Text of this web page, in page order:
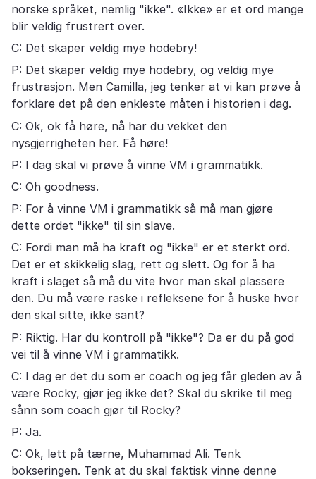
norske språket, nemlig "ikke". «Ikke» er et ord mange
blir veldig frustrert over.
C: Det skaper veldig mye hodebry!
P: Det skaper veldig mye hodebry, og veldig mye
frustrasjon. Men Camilla, jeg tenker at vi kan prøve å
forklare det på den enkleste måten i historien i dag.
C: Ok, ok få høre, nå har du vekket den
nysgjerrigheten her. Få høre!
P: I dag skal vi prøve å vinne VM i grammatikk.
C: Oh goodness.
P: For å vinne VM i grammatikk så må man gjøre
dette ordet "ikke" til sin slave.
C: Fordi man må ha kraft og "ikke" er et sterkt ord.
Det er et skikkelig slag, rett og slett. Og for å ha
kraft i slaget så må du vite hvor man skal plassere
den. Du må være raske i refleksene for å huske hvor
den skal sitte, ikke sant?
P: Riktig. Har du kontroll på "ikke"? Da er du på god
vei til å vinne VM i grammatikk.
C: I dag er det du som er coach og jeg får gleden av å
være Rocky, gjør jeg ikke det? Skal du skrike til meg
sånn som coach gjør til Rocky?
P: Ja.
C: Ok, lett på tærne, Muhammad Ali. Tenk
bokseringen. Tenk at du skal faktisk vinne denne